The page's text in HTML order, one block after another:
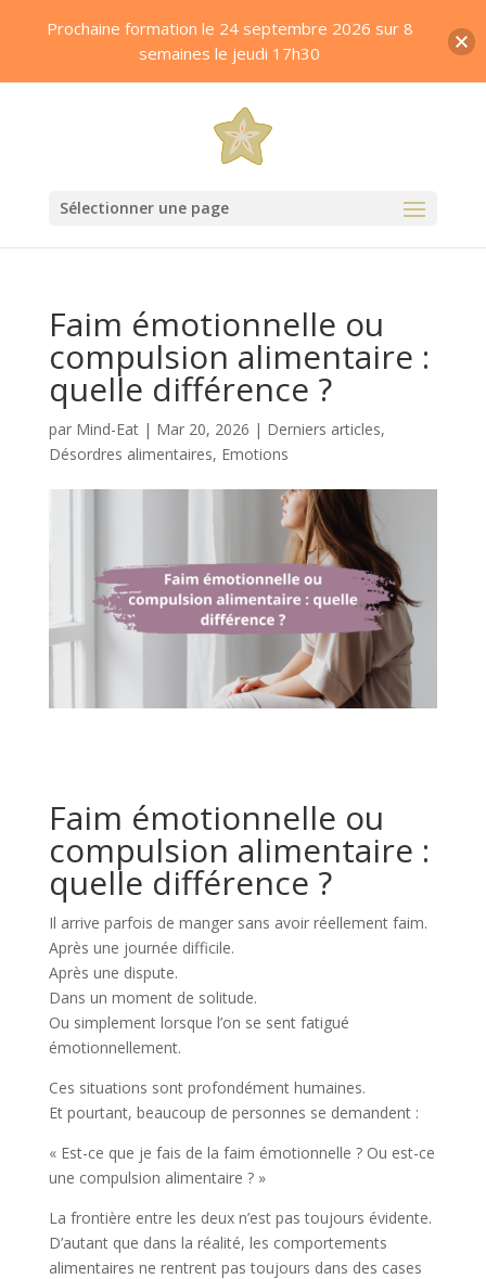
Sélectionner une page
Faim émotionnelle ou
compulsion alimentaire :
quelle différence ?
par Mind-Eat| Mar 20, 2026 | Derniers articles,
Désordres alimentaires, Emotions
Faim émotionnelle ou
compulsion alimentaire :
quelle différence ?
Il arrive parfois de manger sans avoir réellement faim.
Après une journée difficile.
Après une dispute.
Dans un moment de solitude.
Ou simplement lorsque l’on se sent fatigué
émotionnellement.
Ces situations sont profondément humaines.
Et pourtant, beaucoup de personnes se demandent :
« Est-ce que je fais de la faim émotionnelle ? Ou est-ce
une compulsion alimentaire ? »
La frontière entre les deux n’est pas toujours évidente.
D’autant que dans la réalité, les comportements
alimentaires ne rentrent pas toujours dans des cases
Prochaine formation le 24 septembre 2026 sur 8
semaines le jeudi 17h30